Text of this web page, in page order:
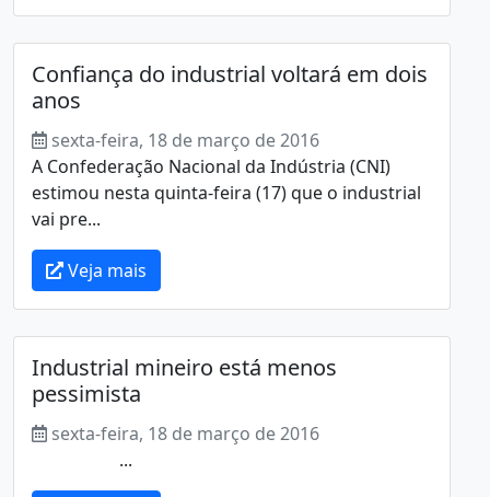
Confiança do industrial voltará em dois
anos
sexta-feira, 18 de março de 2016
A Confederação Nacional da Indústria (CNI)
estimou nesta quinta-feira (17) que o industrial
vai pre...
Veja mais
Industrial mineiro está menos
pessimista
sexta-feira, 18 de março de 2016
...